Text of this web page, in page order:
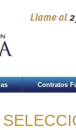
Contratos